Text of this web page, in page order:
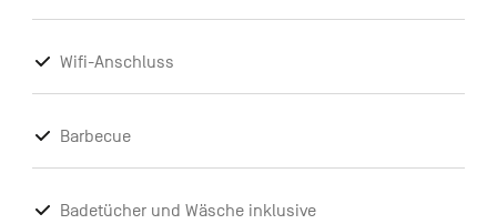
Wifi-Anschluss
Barbecue
Badetücher und Wäsche inklusive